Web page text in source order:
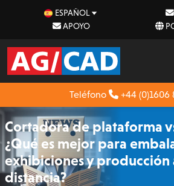
ESPAÑOL
APOYO
Teléfono +44 (0)1606
Cortadora de plataforma
¿Qué es mejor para
exhibiciones y producción
distancia?